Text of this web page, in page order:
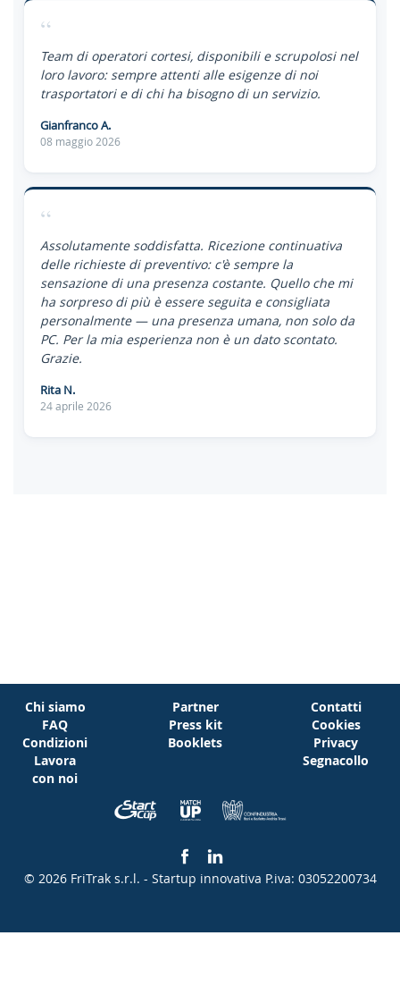
“
Team di operatori cortesi, disponibili e scrupolosi nel
loro lavoro: sempre attenti alle esigenze di noi
trasportatori e di chi ha bisogno di un servizio.
Gianfranco A.
08 maggio 2026
“
Assolutamente soddisfatta. Ricezione continuativa
delle richieste di preventivo: c'è sempre la
sensazione di una presenza costante. Quello che mi
ha sorpreso di più è essere seguita e consigliata
personalmente — una presenza umana, non solo da
PC. Per la mia esperienza non è un dato scontato.
Grazie.
Rita N.
24 aprile 2026
Chi siamo
FAQ
Condizioni
Lavora
con noi
Partner
Press kit
Booklets
Contatti
Cookies
Privacy
Segnacollo
© 2026 FriTrak s.r.l. - Startup innovativa P.iva: 03052200734